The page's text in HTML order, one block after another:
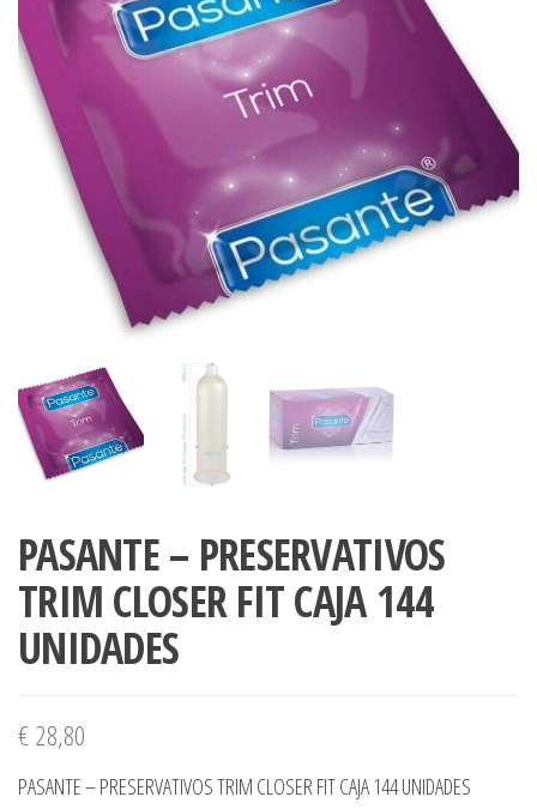
PASANTE – PRESERVATIVOS
TRIM CLOSER FIT CAJA 144
UNIDADES
€28,80
PASANTE – PRESERVATIVOS TRIM CLOSER FIT CAJA 144 UNIDADES